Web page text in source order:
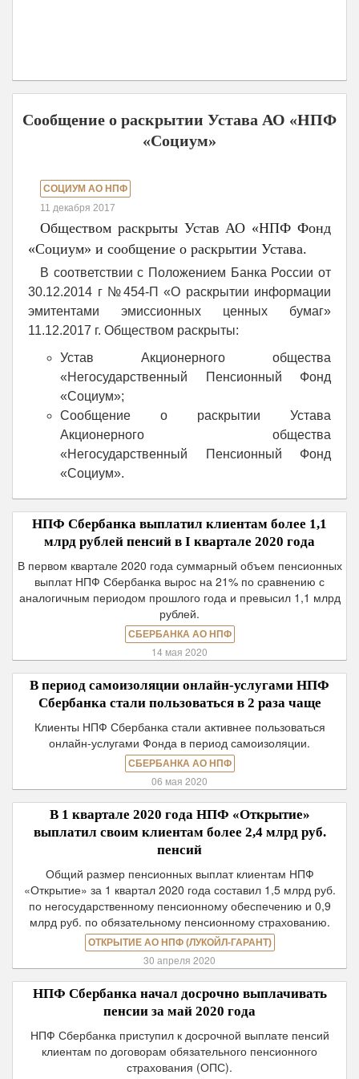
Сообщение о раскрытии Устава АО «НПФ
«Социум»
СОЦИУМ АО НПФ
11 декабря 2017
Обществом раскрыты Устав АО «НПФ Фонд
«Социум» и сообщение о раскрытии Устава.
В соответствии с Положением Банка России от
30.12.2014 г №454-П «О раскрытии информации
эмитентами эмиссионных ценных бумаг»
11.12.2017 г. Обществом раскрыты:
Устав Акционерного общества
«Негосударственный Пенсионный Фонд
«Социум»;
Сообщение о раскрытии Устава
Акционерного общества
«Негосударственный Пенсионный Фонд
«Социум».
НПФ Сбербанка выплатил клиентам более 1,1
млрд рублей пенсий в I квартале 2020 года
В первом квартале 2020 года суммарный объем пенсионных
выплат НПФ Сбербанка вырос на 21% по сравнению с
аналогичным периодом прошлого года и превысил 1,1 млрд
рублей.
СБЕРБАНКА АО НПФ
14 мая 2020
В период самоизоляции онлайн-услугами НПФ
Сбербанка стали пользоваться в 2 раза чаще
Клиенты НПФ Сбербанка стали активнее пользоваться
онлайн-услугами Фонда в период самоизоляции.
СБЕРБАНКА АО НПФ
06 мая 2020
В 1 квартале 2020 года НПФ «Открытие»
выплатил своим клиентам более 2,4 млрд руб.
пенсий
Общий размер пенсионных выплат клиентам НПФ
«Открытие» за 1 квартал 2020 года составил 1,5 млрд руб.
по негосударственному пенсионному обеспечению и 0,9
млрд руб. по обязательному пенсионному страхованию.
ОТКРЫТИЕ АО НПФ (ЛУКОЙЛ-ГАРАНТ)
30 апреля 2020
НПФ Сбербанка начал досрочно выплачивать
пенсии за май 2020 года
НПФ Сбербанка приступил к досрочной выплате пенсий
клиентам по договорам обязательного пенсионного
страхования (ОПС).